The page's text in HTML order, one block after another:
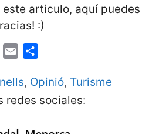
articulo, aquí puedes
:)
a
i
a
r
, Opinió, Turisme
redes sociales: